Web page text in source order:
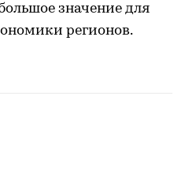
значение для
регионов.